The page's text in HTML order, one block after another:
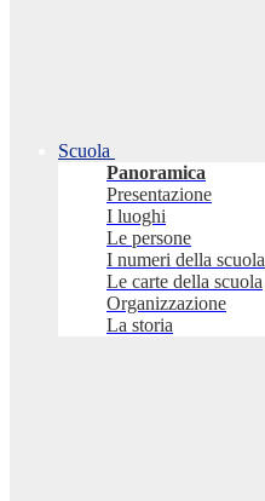
Scuola
Panoramica
Presentazione
I luoghi
Le persone
I numeri della scuola
Le carte della scuola
Organizzazione
La storia